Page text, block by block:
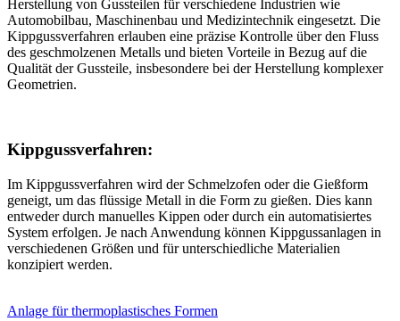
Herstellung von Gussteilen für verschiedene Industrien wie
Automobilbau, Maschinenbau und Medizintechnik eingesetzt. Die
Kippgussverfahren erlauben eine präzise Kontrolle über den Fluss
des geschmolzenen Metalls und bieten Vorteile in Bezug auf die
Qualität der Gussteile, insbesondere bei der Herstellung komplexer
Geometrien.
Kippgussverfahren:
Im Kippgussverfahren wird der Schmelzofen oder die Gießform
geneigt, um das flüssige Metall in die Form zu gießen. Dies kann
entweder durch manuelles Kippen oder durch ein automatisiertes
System erfolgen. Je nach Anwendung können Kippgussanlagen in
verschiedenen Größen und für unterschiedliche Materialien
konzipiert werden.
Anlage für thermoplastisches Formen